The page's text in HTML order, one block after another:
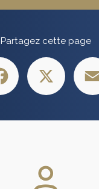
Partagez cette page
Facebook